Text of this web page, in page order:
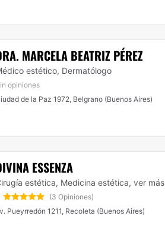
MARCELA BEATRIZ PÉREZ
estético, Dermatólogo
opiniones
de la Paz 1972, Belgrano (Buenos Aires)
ESSENZA
estética, Medicina estética, ver más
(3 Opiniones)
Pueyrredón 1211, Recoleta (Buenos Aires)